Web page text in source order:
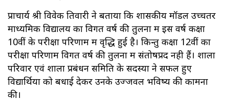
प्राचार्य श्री विवेक तिवारी ने बताया कि शासकीय मॉडल उच्‍चतर
माध्‍यमिक विद्यालय का विगत वर्ष की तुलना में इस वर्ष कक्षा
10वीं के परीक्षा परिणाम में वृद्धि हुई है। किन्‍तु कक्षा 12वीं का
परीक्षा परिणाम विगत वर्ष की तुलना में संतोषप्रद नही हैं। शाला
परिवार एवं शाला प्रबंधन समिति के सदस्यों ने सफल हुए
विद्यार्थियों को बधाई देकर उनके उज्जवल भविष्य की कामना
की।